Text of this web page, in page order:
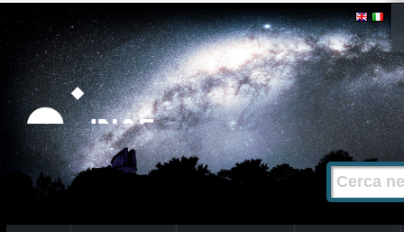
Strumenti
personali
Salta
contenuti.
|
Salta
alla
navigazione
Cerca nel
Ricerca
avanzata…